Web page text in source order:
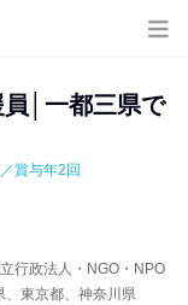
│一都三県で
賞与年2回
行政法人・NGO・NPO
、東京都、神奈川県